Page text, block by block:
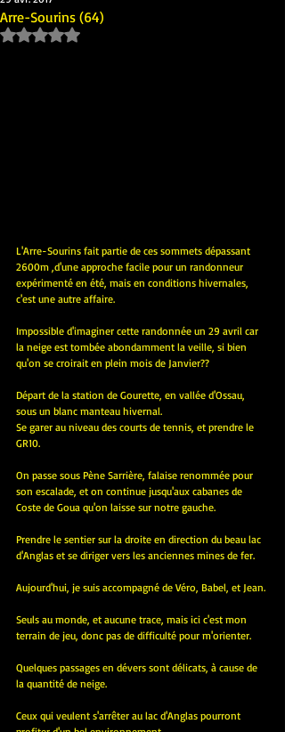
Arre-Sourins (64)
Noté NaN étoiles sur 5.
L'Arre-Sourins fait partie de ces sommets dépassant
2600m ,d'une approche facile pour un randonneur
expérimenté en été, mais en conditions hivernales,
c'est une autre affaire.
Impossible d'imaginer cette randonnée un 29 avril car
la neige est tombée abondamment la veille, si bien
qu'on se croirait en plein mois de Janvier??
Départ de la station de Gourette, en vallée d'Ossau,
sous un blanc manteau hivernal.
Se garer au niveau des courts de tennis, et prendre le
GR10.
On passe sous Pène Sarrière, falaise renommée pour
son escalade, et on continue jusqu'aux cabanes de
Coste de Goua qu'on laisse sur notre gauche.
Prendre le sentier sur la droite en direction du beau lac
d'Anglas et se diriger vers les anciennes mines de fer.
Aujourd'hui, je suis accompagné de Véro, Babel, et Jean.
Seuls au monde, et aucune trace, mais ici c'est mon
terrain de jeu, donc pas de difficulté pour m'orienter.
Quelques passages en dévers sont délicats, à cause de
la quantité de neige.
Ceux qui veulent s'arrêter au lac d'Anglas pourront